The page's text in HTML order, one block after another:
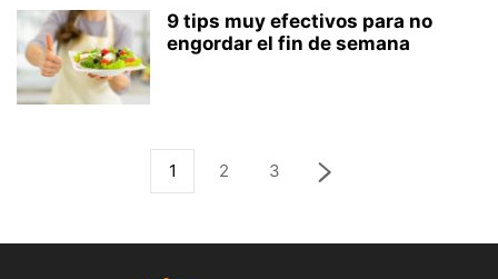
9 tips muy efectivos para no
engordar el fin de semana
1 2 3